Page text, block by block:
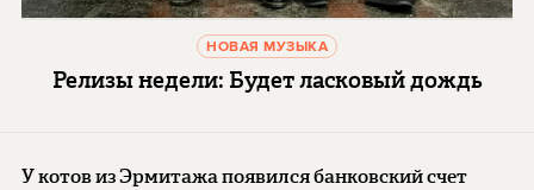
НОВАЯ МУЗЫКА
Релизы недели: Будет ласковый дождь
У котов из Эрмитажа появился банковский счет